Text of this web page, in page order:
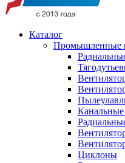
Каталог
Промышленные
Циклоны